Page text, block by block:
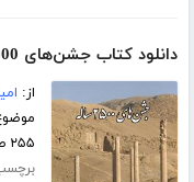
دانلود کتاب جشن‌های 2500 ساله
از:
۲۵۵ صفحه